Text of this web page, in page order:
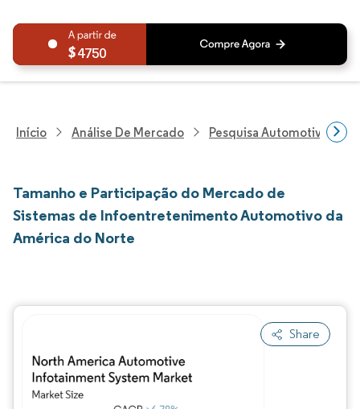
4750
Início Análise De Mercado Pesquisa Automotiva
Tamanho e Participação do Mercado de
Sistemas de Infoentretenimento Automotivo da
América do Norte
Share